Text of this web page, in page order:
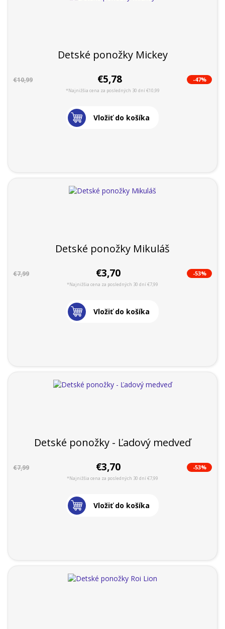
Detské ponožky Mickey
€10,99 €5,78 -47%
*Najnižšia cena za posledných 30 dní €10,99
Vložiť do košíka
Detské ponožky Mikuláš
€7,99 €3,70 -53%
*Najnižšia cena za posledných 30 dní €7,99
Vložiť do košíka
Detské ponožky - Ľadový medveď
€7,99 €3,70 -53%
*Najnižšia cena za posledných 30 dní €7,99
Vložiť do košíka